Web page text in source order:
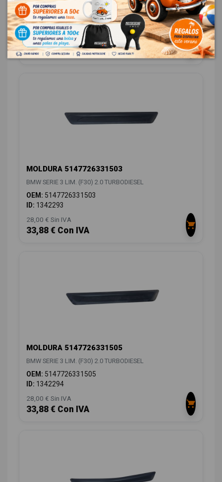
BMW SERIE 3 LIM. (F30) 2.0 TURBODIESEL
OEM:51477263314
ID:1342290
19,00 € Sin IVA
22,99 € Con IVA
MOLDURA 5147726331503
BMW SERIE 3 LIM. (F30) 2.0 TURBODIESEL
OEM: 5147726331503
ID: 1342293
28,00 € Sin IVA
33,88 € Con IVA
MOLDURA 5147726331505
BMW SERIE 3 LIM. (F30) 2.0 TURBODIESEL
OEM: 5147726331505
ID: 1342294
28,00 € Sin IVA
33,88 € Con IVA